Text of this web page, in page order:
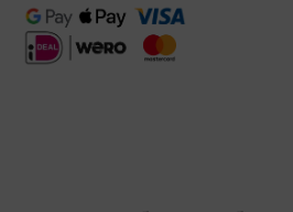
4063043275510,
4063043275619,